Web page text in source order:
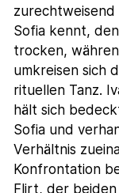
Sofia kennt, den
trocken,
umkreisen sich
rituellen Tanz.
hält sich
Sofia und
Verhältnis
Konfrontation
Flirt, der beiden